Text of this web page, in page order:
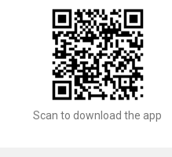
Scan to download the app